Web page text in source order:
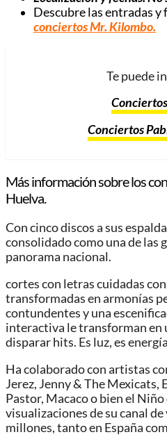
Descubre las entradas y
conciertos Mr. Kilombo.
Te puede
Conciertos
Más información sobre los
Huelva.
Con cinco discos a sus
consolidado como una de las
panorama nacional.
cortes con letras cuidadas
transformadas en armonías
contundentes y una
interactiva le transforman en
disparar hits. Es luz, es
Ha colaborado con artistas
Jerez, Jenny & The Mexicats,
Pastor, Macaco o bien el
visualizaciones de su canal
millones, tanto en España